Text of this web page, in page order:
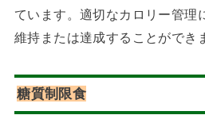
ています。適切なカロリー管理
維持または達成することができ
糖質制限食